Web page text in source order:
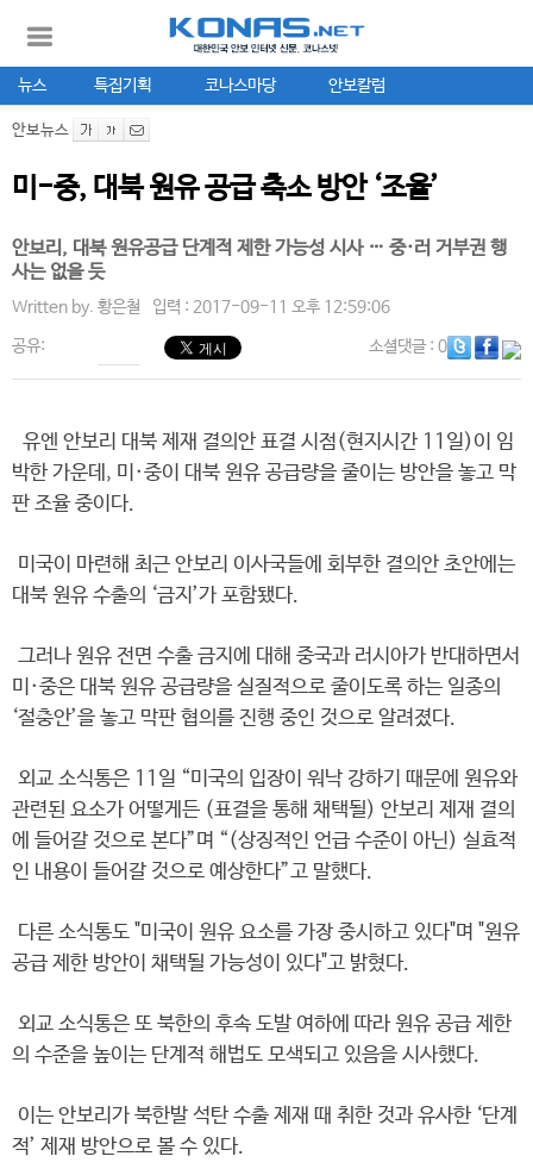
뉴스 특집기획 코나스마당 안보칼럼
안보뉴스
미-중, 대북 원유 공급 축소 방안 ‘조율’
안보리, 대북 원유공급 단계적 제한 가능성 시사 … 중·러 거부권 행
사는 없을 듯
Written by. 황은철 입력 : 2017-09-11 오후 12:59:06
공유: 소셜댓글: 0
유엔 안보리 대북 제재 결의안 표결 시점(현지시간 11일)이 임
박한 가운데, 미·중이 대북 원유 공급량을 줄이는 방안을 놓고 막
판 조율 중이다.
미국이 마련해 최근 안보리 이사국들에 회부한 결의안 초안에는
대북 원유 수출의 ‘금지’가 포함됐다.
그러나 원유 전면 수출 금지에 대해 중국과 러시아가 반대하면서
미·중은 대북 원유 공급량을 실질적으로 줄이도록 하는 일종의
‘절충안’을 놓고 막판 협의를 진행 중인 것으로 알려졌다.
외교 소식통은 11일 “미국의 입장이 워낙 강하기 때문에 원유와
관련된 요소가 어떻게든 (표결을 통해 채택될) 안보리 제재 결의
에 들어갈 것으로 본다”며 “(상징적인 언급 수준이 아닌) 실효적
인 내용이 들어갈 것으로 예상한다”고 말했다.
다른 소식통도 "미국이 원유 요소를 가장 중시하고 있다"며 "원유
공급 제한 방안이 채택될 가능성이 있다"고 밝혔다.
외교 소식통은 또 북한의 후속 도발 여하에 따라 원유 공급 제한
의 수준을 높이는 단계적 해법도 모색되고 있음을 시사했다.
이는 안보리가 북한발 석탄 수출 제재 때 취한 것과 유사한 ‘단계
적’ 제재 방안으로 볼 수 있다.